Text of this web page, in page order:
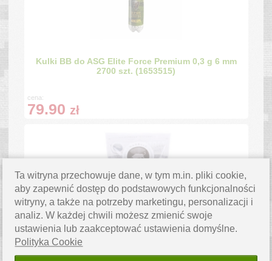
Kulki BB do ASG Elite Force Premium 0,3 g 6 mm
2700 szt. (1653515)
cena:
79.90 zł
MadBull - Kulki ASG - 0,32g - 4000 szt. - Premium
Match Grade PLA BIO (1646974)
Ta witryna przechowuje dane, w tym m.in. pliki cookie,
aby zapewnić dostęp do podstawowych funkcjonalności
witryny, a także na potrzeby marketingu, personalizacji i
analiz. W każdej chwili możesz zmienić swoje
ustawienia lub zaakceptować ustawienia domyślne.
Polityka Cookie